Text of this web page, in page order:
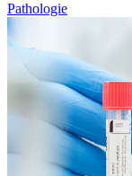
Pathologie